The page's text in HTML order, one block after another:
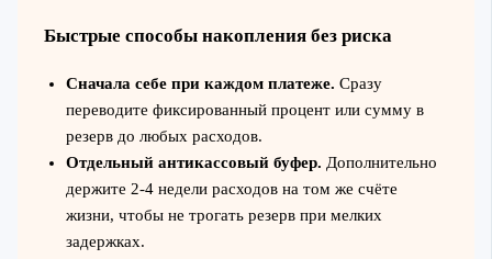
Быстрые способы накопления без риска
Сначала себе при каждом платеже. Сразу
переводите фиксированный процент или сумму в
резерв до любых расходов.
Отдельный антикассовый буфер. Дополнительно
держите 2-4 недели расходов на том же счёте
жизни, чтобы не трогать резерв при мелких
задержках.